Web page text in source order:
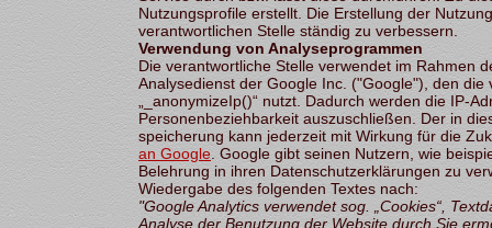
Nutzungsprofile erstellt. Die Erstellung der
verantwortlichen Stelle ständig zu verbessern.
Verwendung von Analyseprogrammen
Die verantwortliche Stelle verwendet im Rahmen
Analysedienst der Google Inc. ("Google"), den
„_anonymizeIp()“ nutzt. Dadurch werden die IP-
Personenbeziehbarkeit auszuschließen. Der in
speicherung kann jederzeit mit Wirkung für die
an Google. Google gibt seinen Nutzern, wie
Belehrung in ihren Datenschutzerklärungen zu
Wiedergabe des folgenden Textes nach:
"Google Analytics verwendet sog. „Cookies“,
Analyse der Benutzung der Website durch Sie